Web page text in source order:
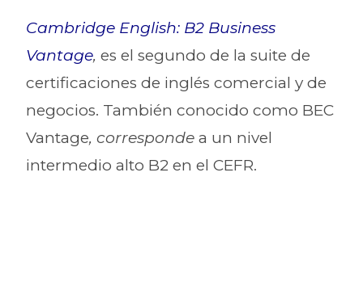
Cambridge English: B2 Business
Vantage,es el segundo de la suite de
certificaciones de inglés comercial y de
negocios. También conocido como BEC
Vantage, corresponde a un nivel
intermedio alto B2 en el CEFR.